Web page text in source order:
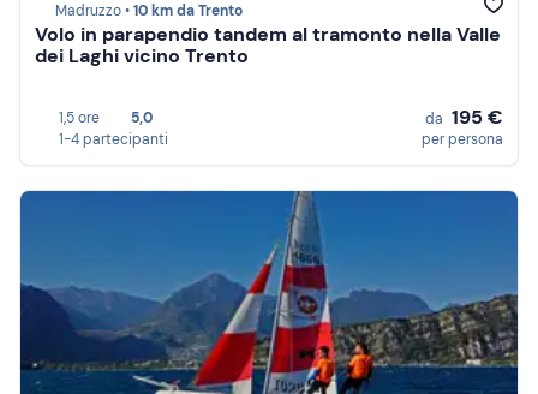
Madruzzo •10 km da Trento
Volo in parapendio tandem al tramonto nella Valle
dei Laghi vicino Trento
1,5 ore
5,0
1-4 partecipanti
da 195 €
per persona